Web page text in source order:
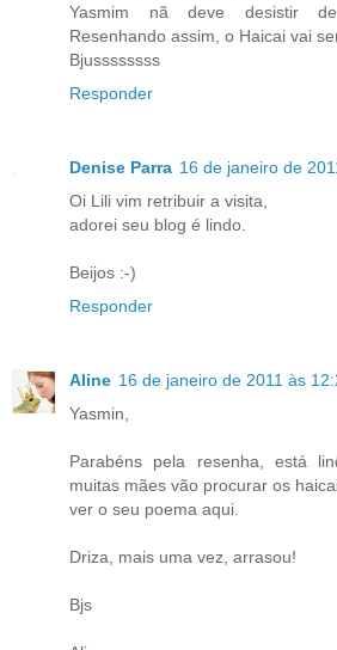
Yasmim nã deve desistir de
Resenhando assim, o Haicai vai
Bjussssssss
Responder
Denise Parra 16 de janeiro de
Oi Lili vim retribuir a visita,
adorei seu blog é lindo.
Beijos :-)
Responder
Aline 16 de janeiro de 2011 às
Yasmin,
Parabéns pela resenha, está
muitas mães vão procurar os
ver o seu poema aqui.
Driza, mais uma vez, arrasou!
Bjs